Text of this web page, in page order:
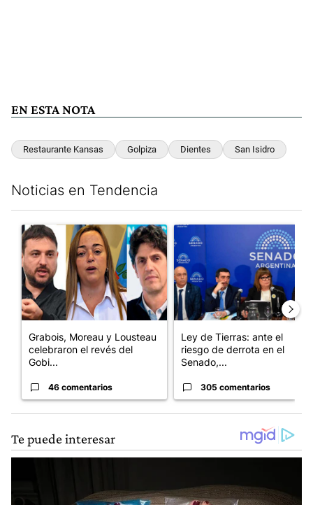
EN ESTA NOTA
Restaurante Kansas Golpiza Dientes San Isidro
Noticias en Tendencia
Un artículo de tendencia con el título "Grabois, Moreau y
Grabois, Moreau y Lousteau
celebraron el revés del
Gobi...
46 comentarios
Un artículo de tendencia con
Ley de Tierras: ante el
riesgo de derrota en el
Senado,...
305 comentarios